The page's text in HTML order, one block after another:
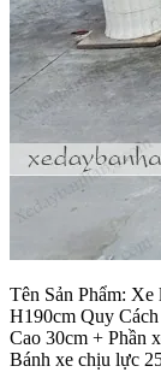
Tên Sản Phẩm:
H190cm Quy
Cao 30cm + Phần
Bánh xe chịu lực